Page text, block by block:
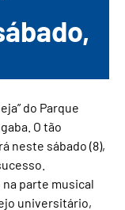
do Parque
O tão
neste sábado (8),
na parte musical
universitário,